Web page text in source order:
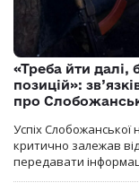
«Треба йти далі,
позицій»:
про
Успіх Слобожанської
критично залежав
передавати